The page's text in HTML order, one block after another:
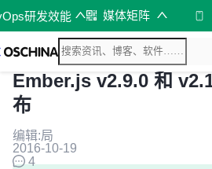
研发效能 媒体矩阵
Ember.js v2.9.0 和
布
编辑:局
2016-10-19
4